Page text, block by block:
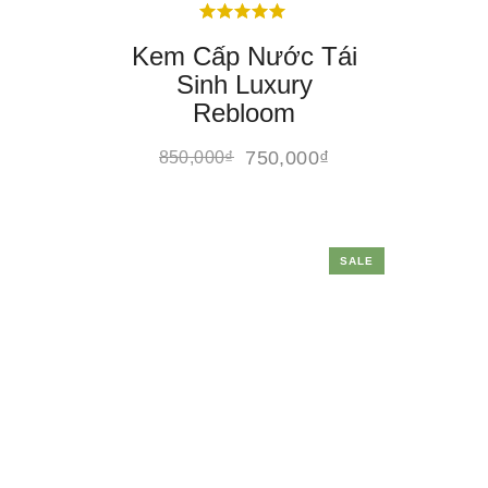
Kem Cấp Nước Tái
Sinh Luxury
Rebloom
850,000₫ 750,000₫
SALE